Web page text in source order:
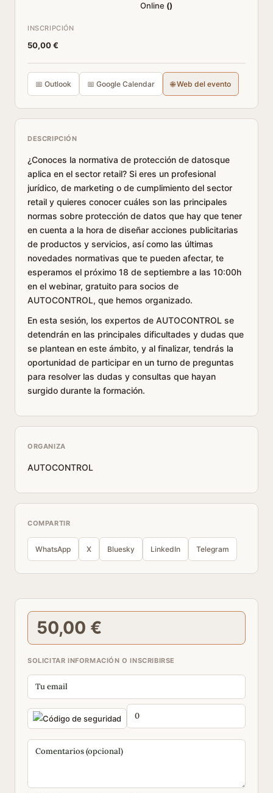
Online ()
INSCRIPCIÓN
50,00 €
📅 Outlook 📅 Google Calendar 🌐 Web del evento
DESCRIPCIÓN
¿Conoces la normativa de protección de datosque
aplica en el sector retail? Si eres un profesional
jurídico, de marketing o de cumplimiento del sector
retail y quieres conocer cuáles son las principales
normas sobre protección de datos que hay que tener
en cuenta a la hora de diseñar acciones publicitarias
de productos y servicios, así como las últimas
novedades normativas que te pueden afectar, te
esperamos el próximo 18 de septiembre a las 10:00h
en el webinar, gratuito para socios de
AUTOCONTROL, que hemos organizado.
En esta sesión, los expertos de AUTOCONTROL se
detendrán en las principales dificultades y dudas que
se plantean en este ámbito, y al finalizar, tendrás la
oportunidad de participar en un turno de preguntas
para resolver las dudas y consultas que hayan
surgido durante la formación.
ORGANIZA
AUTOCONTROL
COMPARTIR
WhatsApp X Bluesky LinkedIn Telegram
50,00 €
SOLICITAR INFORMACIÓN O INSCRIBIRSE